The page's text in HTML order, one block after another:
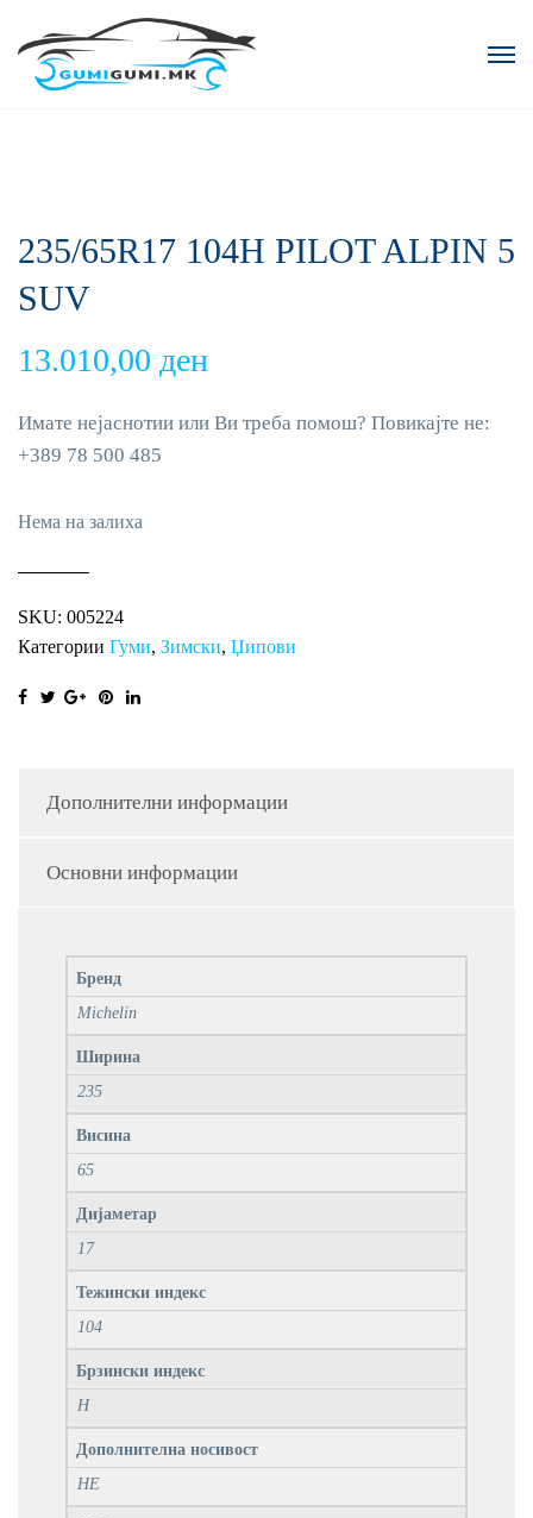
235/65R17 104H PILOT ALPIN 5
SUV
13.010,00 ден
Имате нејаснотии или Ви треба помош? Повикајте не:
+389 78 500 485
Нема на залиха
SKU: 005224
Категории Гуми, Зимски, Џипови
Дополнителни информации
Основни информации
Бренд
Michelin
Ширина
235
Висина
65
Дијаметар
17
Тежински индекс
104
Брзински индекс
H
Дополнителна носивост
НЕ